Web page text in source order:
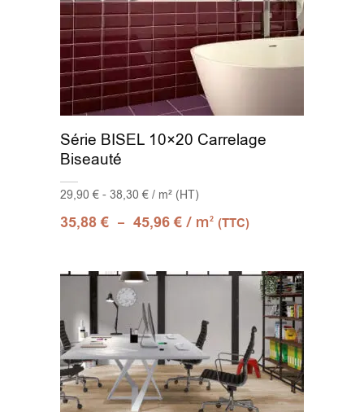
Série BISEL 10×20 Carrelage
Biseauté
29,90 € - 38,30 € / m² (HT)
35,88€ – 45,96€ / m2 (TTC)